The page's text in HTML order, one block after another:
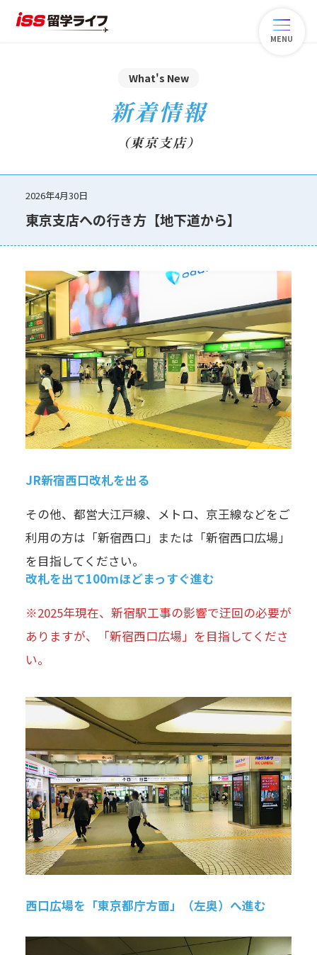
MENU
What's New
新着情報
（東京支店）
2026年4月30日
東京支店への行き方【地下道から】
JR新宿西口改札を出る
その他、都営大江戸線、メトロ、京王線などをご
利用の方は「新宿西口」または「新宿西口広場」
を目指してください。
改札を出て100ｍほどまっすぐ進む
※2025年現在、新宿駅工事の影響で迂回の必要が
ありますが、「新宿西口広場」を目指してくださ
い。
西口広場を「東京都庁方面」（左奥）へ進む